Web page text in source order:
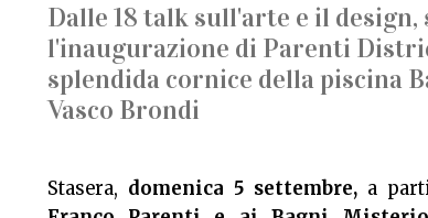
Dalle 18 talk sull'arte e il
l'inaugurazione di Parenti
splendida cornice della piscina
Vasco Brondi
Stasera, domenica 5 settembre,a